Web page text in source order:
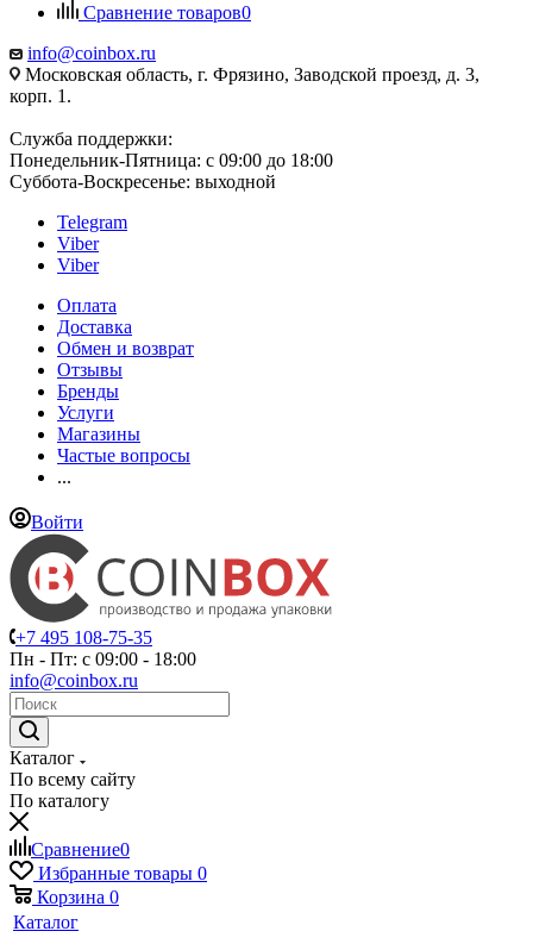
Сравнение товаров0
info@coinbox.ru
Московская область, г. Фрязино, Заводской проезд, д. 3,
корп. 1.
Служба поддержки:
Понедельник-Пятница: с 09:00 до 18:00
Суббота-Воскресенье: выходной
Telegram
Viber
Viber
Оплата
Доставка
Обмен и возврат
Отзывы
Бренды
Услуги
Магазины
Частые вопросы
...
Войти
+7 495 108-75-35
Пн - Пт: с 09:00 - 18:00
info@coinbox.ru
Каталог
По всему сайту
По каталогу
Сравнение0
Избранные товары 0
Корзина 0
Каталог